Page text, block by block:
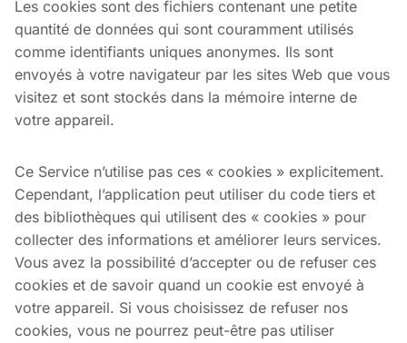
Les cookies sont des fichiers contenant une petite
quantité de données qui sont couramment utilisés
comme identifiants uniques anonymes. Ils sont
envoyés à votre navigateur par les sites Web que vous
visitez et sont stockés dans la mémoire interne de
votre appareil.
Ce Service n’utilise pas ces « cookies » explicitement.
Cependant, l’application peut utiliser du code tiers et
des bibliothèques qui utilisent des « cookies » pour
collecter des informations et améliorer leurs services.
Vous avez la possibilité d’accepter ou de refuser ces
cookies et de savoir quand un cookie est envoyé à
votre appareil. Si vous choisissez de refuser nos
cookies, vous ne pourrez peut-être pas utiliser